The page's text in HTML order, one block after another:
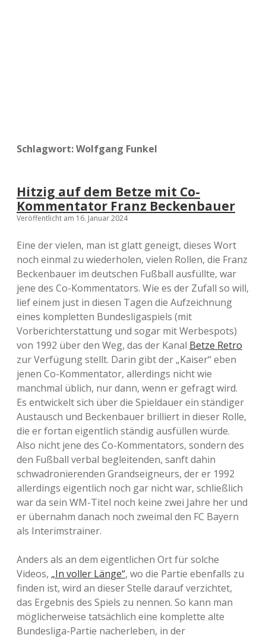
Schlagwort:Wolfgang Funkel
Hitzig auf dem Betze mit Co-
Kommentator Franz Beckenbauer
Veröffentlicht am 16. Januar 2024
Eine der vielen, man ist glatt geneigt, dieses Wort
noch einmal zu wiederholen, vielen Rollen, die Franz
Beckenbauer im deutschen Fußball ausfüllte, war
jene des Co-Kommentators. Wie es der Zufall so will,
lief einem just in diesen Tagen die Aufzeichnung
eines kompletten Bundesligaspiels (mit
Vorberichterstattung und sogar mit Werbespots)
von 1992 über den Weg, das der Kanal Betze Retro
zur Verfügung stellt. Darin gibt der „Kaiser“ eben
jenen Co-Kommentator, allerdings nicht wie
manchmal üblich, nur dann, wenn er gefragt wird.
Es entwickelt sich über die Spieldauer ein ständiger
Austausch und Beckenbauer brilliert in dieser Rolle,
die er fortan eigentlich ständig ausfüllen würde.
Also nicht jene des Co-Kommentators, sondern des
den Fußball verbal begleitenden, sanft dahin
schwadronierenden Grandseigneurs, der er 1992
allerdings eigentlich noch gar nicht war, schließlich
war da sein WM-Titel noch keine zwei Jahre her und
er übernahm danach noch zweimal den FC Bayern
als Interimstrainer.
Anders als an dem eigentlichen Ort für solche
Videos, „In voller Länge“, wo die Partie ebenfalls zu
finden ist, wird an dieser Stelle darauf verzichtet,
das Ergebnis des Spiels zu nennen. So kann man
möglicherweise tatsächlich eine komplette alte
Bundesliga-Partie nacherleben, in der